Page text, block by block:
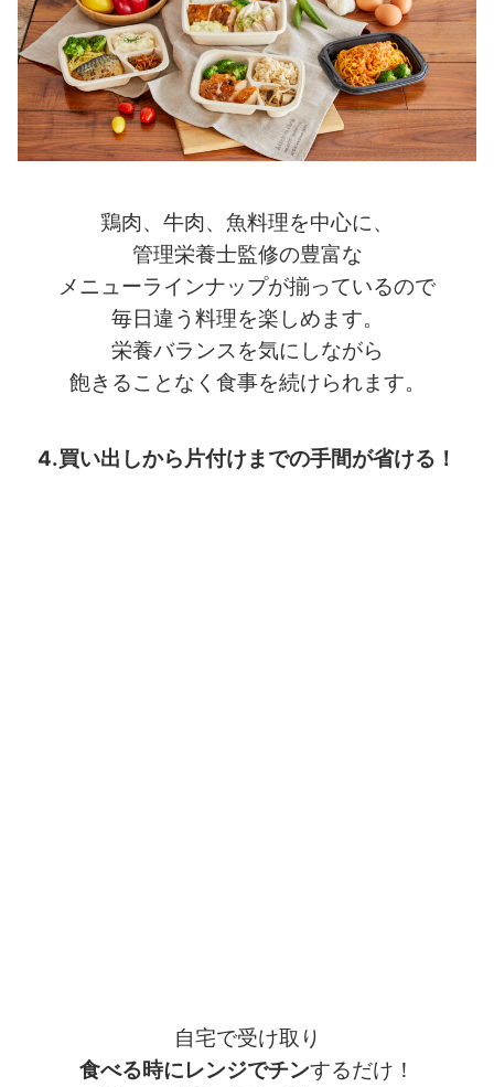
鶏肉、牛肉、魚料理を中心に、
管理栄養士監修の豊富な
メニューラインナップが揃っているので
毎日違う料理を楽しめます。
栄養バランスを気にしながら
飽きることなく食事を続けられます。
4.買い出しから片付けまでの手間が省ける！
自宅で受け取り
食べる時にレンジでチンするだけ！